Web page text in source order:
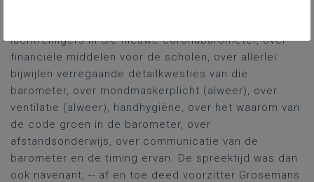
luchtreinigers in die nieuwe coronabarometer, over
financiële middelen voor de scholen, over allerlei
bijwijlen verregaande detailkwesties van die
barometer, over mondmaskerplicht (alweer), over
ventilatie (alweer), handhygiëne, over het waarom van
de code groen in de barometer, over
afstandsonderwijs, over communicatie van de
barometer en de timing ervan. De spreektijd was dan
ook navenant, -- af en toe deed voorzitter Grosemans